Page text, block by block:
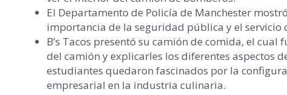
El Departamento de Policía de Manchester
importancia de la seguridad pública y el servicio
B’s Tacos presentó su camión de comida, el
del camión y explicarles los diferentes aspectos
estudiantes quedaron fascinados por la
empresarial en la industria culinaria.